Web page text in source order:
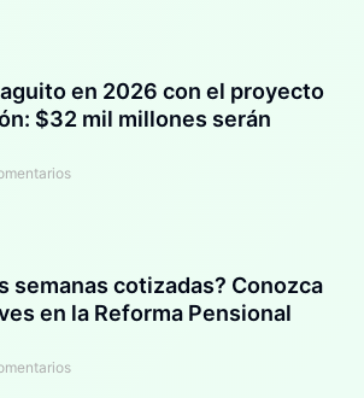
en 2026 con el proyecto
$32 mil millones serán
semanas cotizadas? Conozca
en la Reforma Pensional